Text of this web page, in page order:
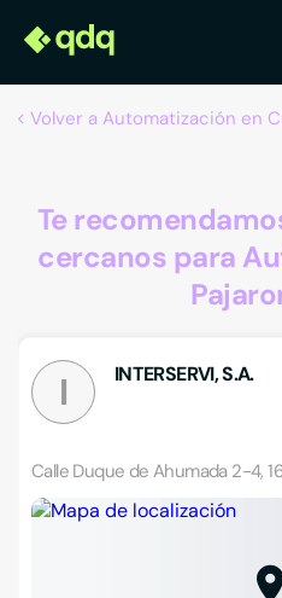
Volver a Automatización en
Te
cercanos para
I INTERSERVI, S.A.
Calle Duque de Ahumada 2-4,